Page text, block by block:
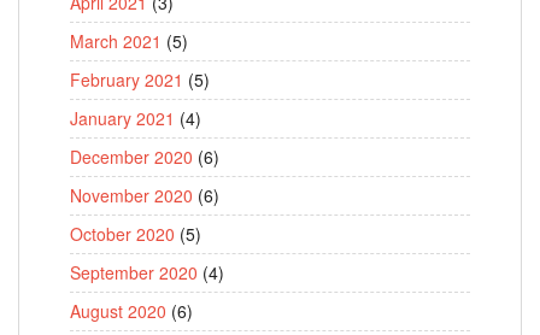
March 2021 (5)
February 2021 (5)
January 2021 (4)
December 2020 (6)
November 2020 (6)
October 2020 (5)
September 2020 (4)
August 2020 (6)